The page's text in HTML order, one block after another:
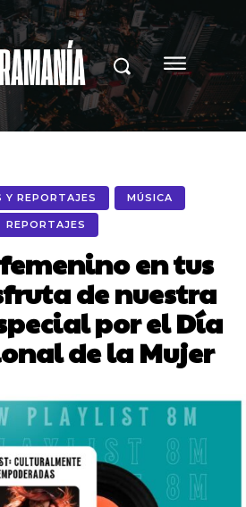
Y REPORTAJES MÚSICA
REPORTAJES
en tus
de nuestra
por el Día
de la Mujer